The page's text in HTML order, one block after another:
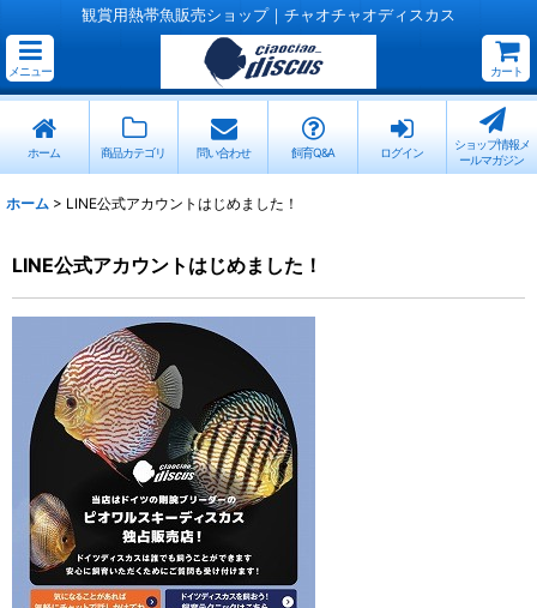
観賞用熱帯魚販売ショップ｜チャオチャオディスカス
メニュー カート
ホーム 商品カテゴリ 問い合わせ 飼育Q&A ログイン
ショップ情報メ
ールマガジン
ホーム > LINE公式アカウントはじめました！
LINE公式アカウントはじめました！